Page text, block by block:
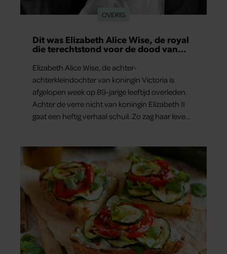
OVERIG
Dit was Elizabeth Alice Wise, de royal
die terechtstond voor de dood van
Elizabeth Alice Wise, de achter-
achterkleindochter van koningin Victoria is
afgelopen week op 89-jarige leeftijd overleden.
Achter de verre nicht van koningin Elizabeth II
gaat een heftig verhaal schuil. Zo zag haar leven